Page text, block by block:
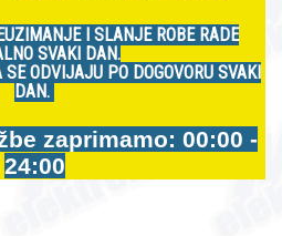
I SLANJE ROBE RADE
SVAKI DAN.
ODVIJAJU PO DOGOVORU SVAKI
DAN.
zaprimamo: 00:00 -
24:00